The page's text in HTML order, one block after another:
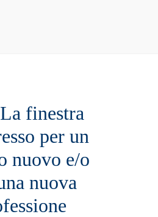
finestra
per un
nuovo e/o
nuova